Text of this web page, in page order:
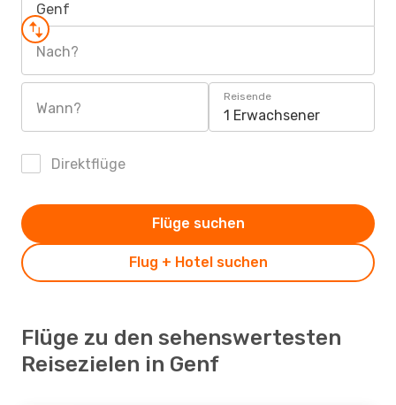
Genf
Nach?
Wann?
Reisende
1 Erwachsener
Direktflüge
Flug + Hotel suchen
Flüge suchen
Flüge zu den sehenswertesten
Reisezielen in Genf